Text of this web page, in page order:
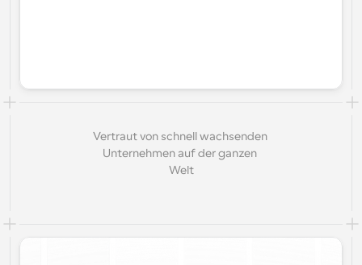
Vertraut von schnell wachsenden
Unternehmen auf der ganzen
Welt